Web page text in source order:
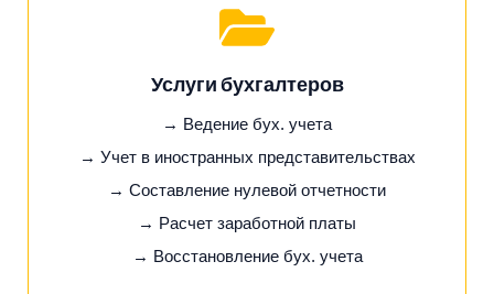
Услуги бухгалтеров
→ Ведение бух. учета
→ Учет в иностранных представительствах
→ Составление нулевой отчетности
→ Расчет заработной платы
→ Восстановление бух. учета